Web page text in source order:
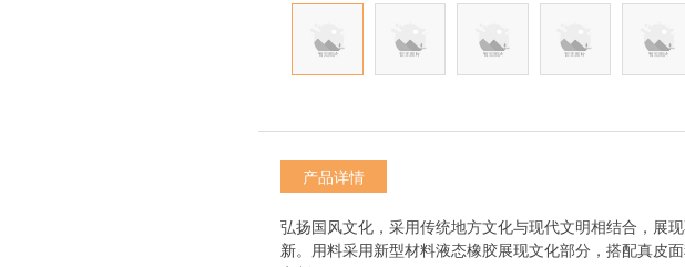
产品详情
弘扬国风文化，采用传统地方文化与现代文明相结合，展
新。用料采用新型材料液态橡胶展现文化部分，搭配真皮